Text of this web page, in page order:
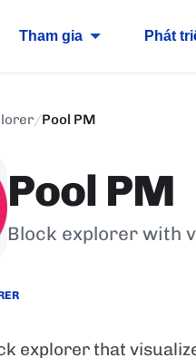
Tham gia Phát
/Pool PM
Pool PM
Block explorer with
explorer that